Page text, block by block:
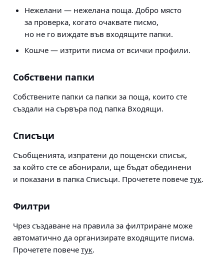
Нежелани — нежелана поща. Добро място
за проверка, когато очаквате писмо,
но не го виждате във входящите папки.
Кошче — изтрити писма от всички профили.
Собствени папки
Собствените папки са папки за поща, които сте
създали на сървъра под папка Входящи.
Списъци
Съобщенията, изпратени до пощенски списък,
за който сте се абонирали, ще бъдат обединени
и показани в папка Списъци. Прочетете повече тук.
Филтри
Чрез създаване на правила за филтриране може
автоматично да организирате входящите писма.
Прочетете повече тук.